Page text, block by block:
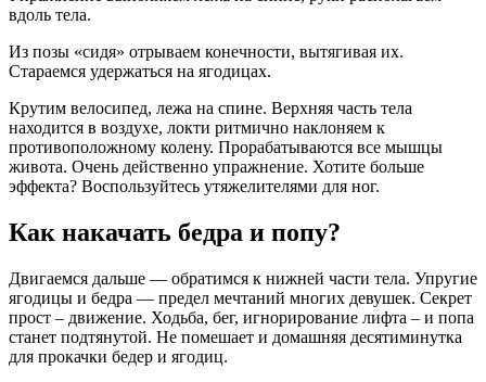
вдоль тела.
Из позы «сидя» отрываем конечности, вытягивая их.
Стараемся удержаться на ягодицах.
Крутим велосипед, лежа на спине. Верхняя часть тела
находится в воздухе, локти ритмично наклоняем к
противоположному колену. Прорабатываются все мышцы
живота. Очень действенно упражнение. Хотите больше
эффекта? Воспользуйтесь утяжелителями для ног.
Как накачать бедра и попу?
Двигаемся дальше — обратимся к нижней части тела. Упругие
ягодицы и бедра — предел мечтаний многих девушек. Секрет
прост – движение. Ходьба, бег, игнорирование лифта – и попа
станет подтянутой. Не помешает и домашняя десятиминутка
для прокачки бедер и ягодиц.